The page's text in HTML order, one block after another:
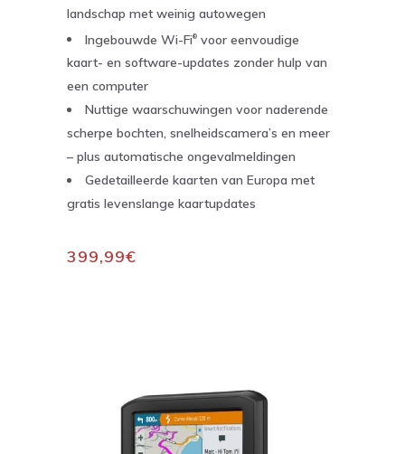
landschap met weinig autowegen
Ingebouwde Wi-Fi® voor eenvoudige
kaart- en software-updates zonder hulp van
een computer
Nuttige waarschuwingen voor naderende
scherpe bochten, snelheidscamera’s en meer
– plus automatische ongevalmeldingen
Gedetailleerde kaarten van Europa met
gratis levenslange kaartupdates
399,99€